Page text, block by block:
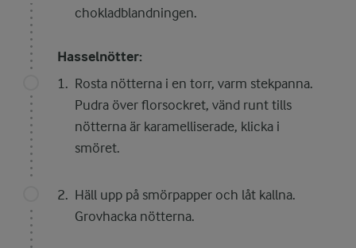
chokladblandningen.
Hasselnötter:
Rosta nötterna i en torr, varm stekpanna.
Pudra över florsockret, vänd runt tills
nötterna är karamelliserade, klicka i
smöret.
Häll upp på smörpapper och låt kallna.
Grovhacka nötterna.